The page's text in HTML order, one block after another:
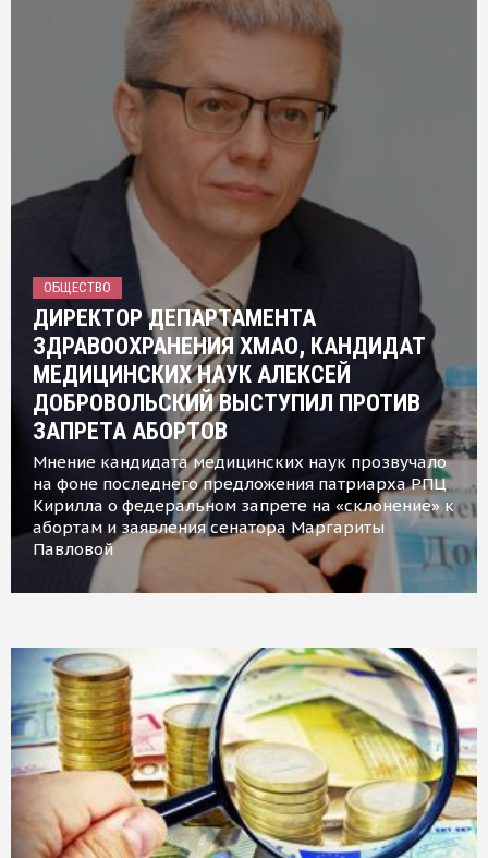
ОБЩЕСТВО
ДИРЕКТОР ДЕПАРТАМЕНТА
ЗДРАВООХРАНЕНИЯ ХМАО, КАНДИДАТ
МЕДИЦИНСКИХ НАУК АЛЕКСЕЙ
ДОБРОВОЛЬСКИЙ ВЫСТУПИЛ ПРОТИВ
ЗАПРЕТА АБОРТОВ
Мнение кандидата медицинских наук прозвучало
на фоне последнего предложения патриарха РПЦ
Кирилла о федеральном запрете на «склонение» к
абортам и заявления сенатора Маргариты
Павловой